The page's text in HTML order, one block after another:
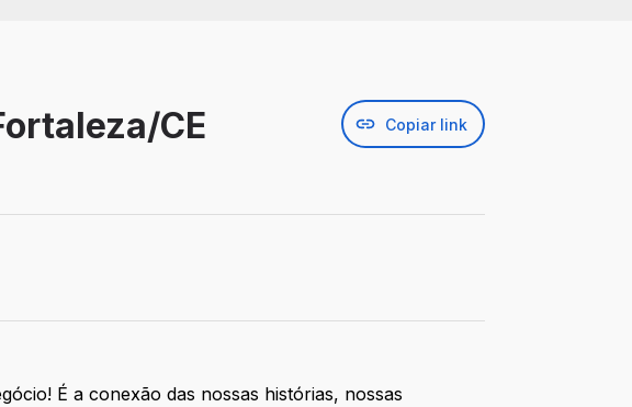
CE Copiar link
É a conexão das nossas histórias, nossas